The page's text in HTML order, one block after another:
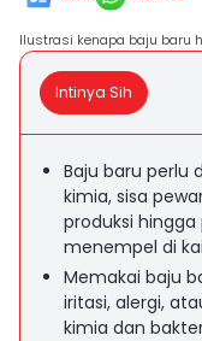
Ilustrasi kenapa baju baru
Intinya Sih
Baju baru perlu
kimia, sisa
produksi
menempel di
Memakai baju
iritasi, alergi,
kimia dan